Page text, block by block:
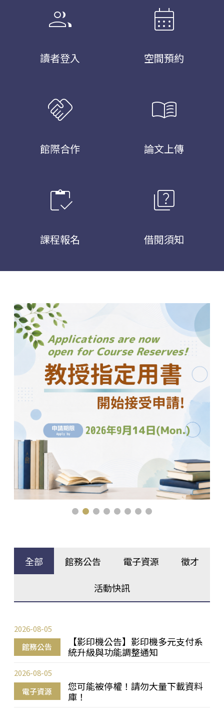
group
讀者登入
calendar_month
空間預約
handshake
館際合作
menu_book
論文上傳
inventory
課程報名
quiz
借閱須知
全部 館務公告 電子資源 徵才
活動快訊
館務公告
【影印機公告】影印機多元支付系
統升級與功能調整通知
2026-08-05
電子資源
您可能被停權！請勿大量下載資料
庫！
2026-08-05